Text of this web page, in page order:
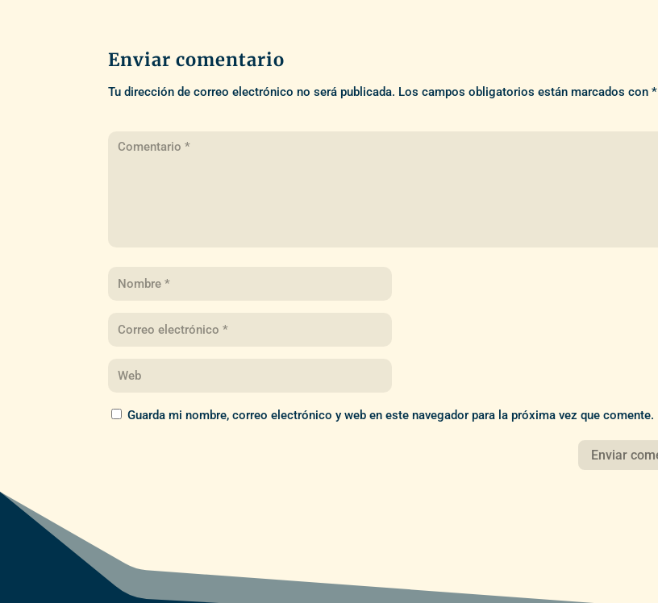
Enviar comentario
Tu dirección de correo electrónico no será publicada. Los campos obligatorios están marcados con*
Guarda mi nombre, correo electrónico y web en este navegador para la próxima vez que comente.